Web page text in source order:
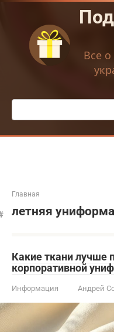
Перейти
контенту
Все
Поиск:
Главная
летняя униформа
Какие ткани лучше
корпоративной
Информация Андрей